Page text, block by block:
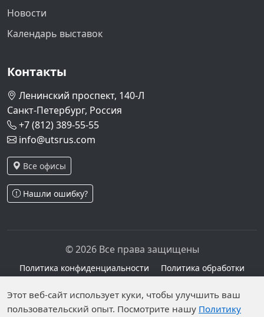
Новости
Календарь выставок
Контакты
Ленинский проспект, 140-Л
Санкт-Петербург, Россия
+7 (812) 389-55-55
info@utsrus.com
Все офисы
Нашли ошибку?
© 2026 Все права защищены
Политика конфиденциальности
Политика обработки
персональных данных
Персональные данные опубликованы на сайте при
наличии правовых оснований в соответствии с ч.1
Этот веб-сайт использует куки, чтобы улучшить ваш
пользовательский опыт. Посмотрите нашу Политику